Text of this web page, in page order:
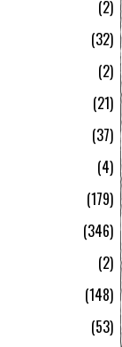
2
32
2
21
37
4
179
346
2
148
53